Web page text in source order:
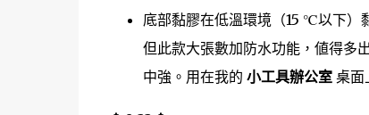
底部黏膠在低溫環境（15 ℃以下）
但此款大張數加防水功能，値得多
中強。用在我的 小工具辦公室桌面